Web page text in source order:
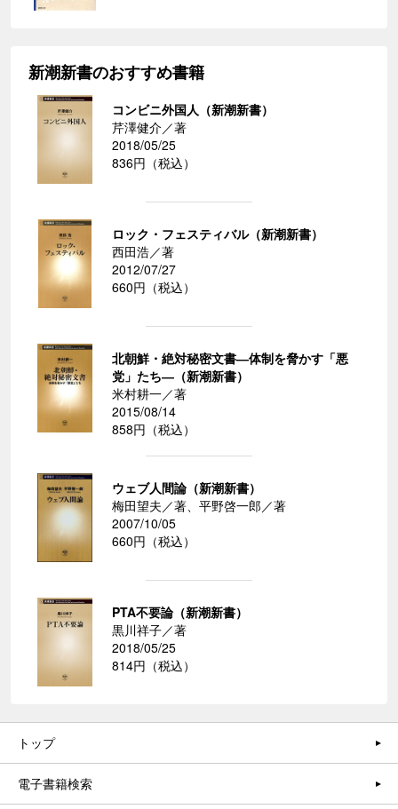
新潮新書のおすすめ書籍
コンビニ外国人（新潮新書）
芹澤健介／著
2018/05/25
836円（税込）
ロック・フェスティバル（新潮新書）
西田浩／著
2012/07/27
660円（税込）
北朝鮮・絶対秘密文書―体制を脅かす「悪
党」たち―（新潮新書）
米村耕一／著
2015/08/14
858円（税込）
ウェブ人間論（新潮新書）
梅田望夫／著、平野啓一郎／著
2007/10/05
660円（税込）
PTA不要論（新潮新書）
黒川祥子／著
2018/05/25
814円（税込）
トップ
電子書籍検索